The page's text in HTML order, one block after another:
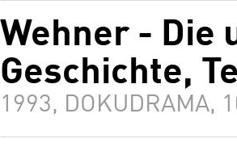
Wehner - Die
Geschichte,
1993, DOKUDRAMA,